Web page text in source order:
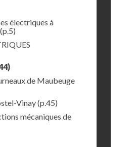
électriques à
(p.5)
de Maubeuge
Vinay(p.45)
mécaniques de